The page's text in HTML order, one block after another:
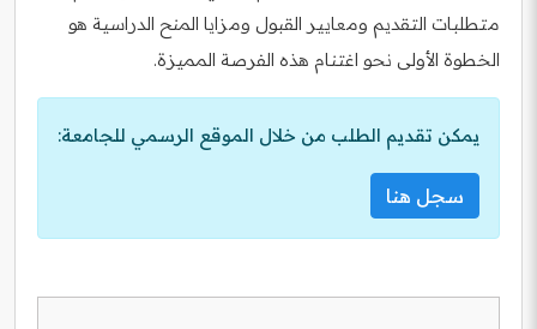
متطلبات التقديم ومعايير القبول ومزايا المنح الدراسية هو
الخطوة الأولى نحو اغتنام هذه الفرصة المميزة.
يمكن تقديم الطلب من خلال الموقع الرسمي للجامعة:
سجل هنا